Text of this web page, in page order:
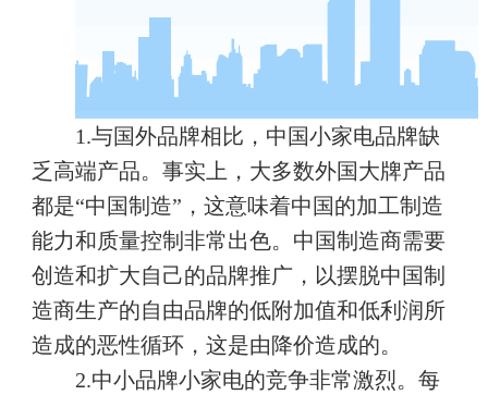
1.与国外品牌相比，中国小家电品牌缺
乏高端产品。事实上，大多数外国大牌产品
都是“中国制造”，这意味着中国的加工制造
能力和质量控制非常出色。中国制造商需要
创造和扩大自己的品牌推广，以摆脱中国制
造商生产的自由品牌的低附加值和低利润所
造成的恶性循环，这是由降价造成的。
2.中小品牌小家电的竞争非常激烈。每